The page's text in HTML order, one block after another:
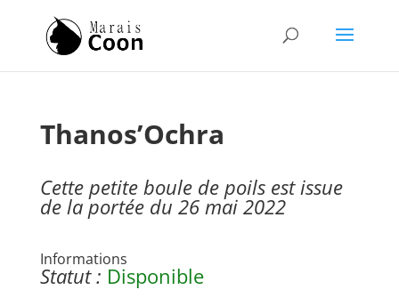
Thanos’Ochra
Cette petite boule de poils est issue
de la portée du 26 mai 2022
Informations
Statut : Disponible